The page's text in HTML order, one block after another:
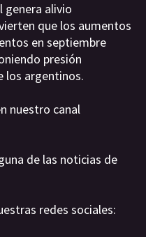
genera alivio
que los aumentos
en septiembre
presión
los argentinos.
nuestro canal
de las noticias de
redes sociales: